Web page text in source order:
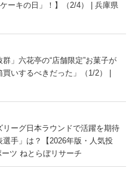
ーキの日」！】（2/4） | 兵庫県
」六花亭の“店舗限定”お菓子が
いするべきだった」（1/2） |
リーグ日本ラウンドで活躍を期待
手」は？【2026年版・人気投
ツ ねとらぼリサーチ